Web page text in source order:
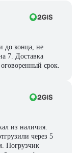
до конца, не
7. Доставка
срок.
из наличия.
через 5
Погрузчик
предоставим
условия